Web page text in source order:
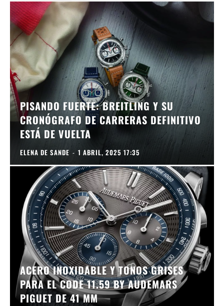
PISANDO FUERTE: BREITLING Y SU
CRONÓGRAFO DE CARRERAS DEFINITIVO
ESTÁ DE VUELTA
ELENA DE SANDE - 1 ABRIL, 2025 17:35
ACERO INOXIDABLE Y TONOS GRISES
PARA EL CODE 11.59 BY AUDEMARS
PIGUET DE 41 MM